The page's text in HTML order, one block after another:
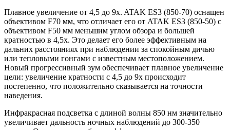
Плавное увеличение от 4,5 до 9x. ATAK ES3 (850-70) оснащен
объективом F70 мм, что отличает его от ATAK ES3 (850-50) с
объективом F50 мм меньшим углом обзора и большей
кратностью в 4,5x. Это делает его более эффективным на
дальних расстояниях при наблюдении за спокойным дичью
или тепловыми гонгами с известным местоположением.
Новый прогрессивный зум обеспечивает плавное увеличение
цели: увеличение кратности с 4,5 до 9x происходит
постепенно, что положительно сказывается на точности
наведения.
Инфракрасная подсветка с длиной волны 850 нм значительно
увеличивает дальность ночных наблюдений до 300-350